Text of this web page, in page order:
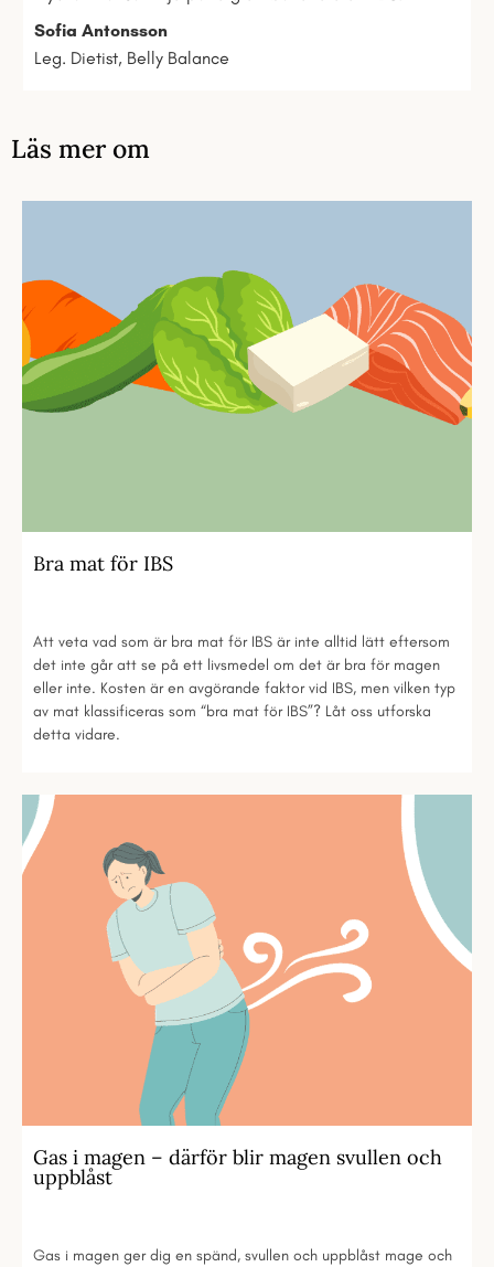
Sofia Antonsson
Leg. Dietist, Belly Balance
Läs mer om
Bra mat för IBS
Att veta vad som är bra mat för IBS är inte alltid lätt eftersom
det inte går att se på ett livsmedel om det är bra för magen
eller inte. Kosten är en avgörande faktor vid IBS, men vilken typ
av mat klassificeras som “bra mat för IBS”? Låt oss utforska
detta vidare.
Gas i magen – därför blir magen svullen och
uppblåst
Gas i magen ger dig en spänd, svullen och uppblåst mage och